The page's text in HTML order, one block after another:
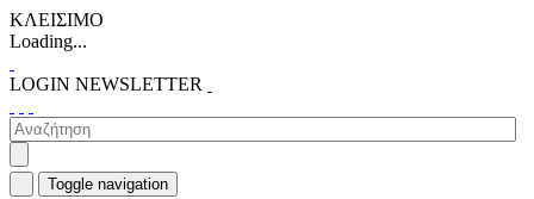
ΚΛΕΙΣΙΜΟ
Loading...
LOGIN NEWSLETTER
Toggle navigation